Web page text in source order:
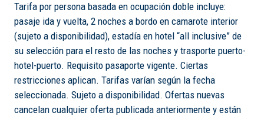
Tarifa por persona basada en ocupación doble incluye:
pasaje ida y vuelta, 2 noches a bordo en camarote interior
(sujeto a disponibilidad), estadía en hotel “all inclusive” de
su selección para el resto de las noches y trasporte puerto-
hotel-puerto. Requisito pasaporte vigente. Ciertas
restricciones aplican. Tarifas varían según la fecha
seleccionada. Sujeto a disponibilidad. Ofertas nuevas
cancelan cualquier oferta publicada anteriormente y están